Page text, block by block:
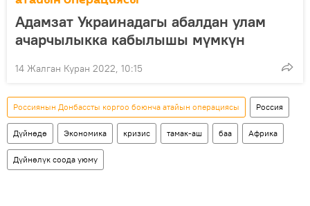
Адамзат Украинадагы абалдан улам
ачарчылыкка кабылышы мүмкүн
14 Жалган Куран 2022, 10:15
Россиянын Донбассты коргоо боюнча атайын операциясы Россия
Дүйнөдө Экономика кризис тамак-аш баа Африка
Дүйнөлүк соода уюму